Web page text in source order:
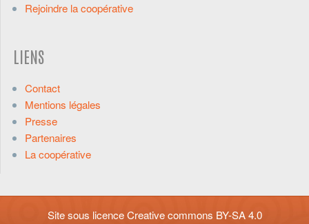
Rejoindre la coopérative
LIENS
Contact
Mentions légales
Presse
Partenaires
La coopérative
Site sous licenceCreative commons BY-SA 4.0